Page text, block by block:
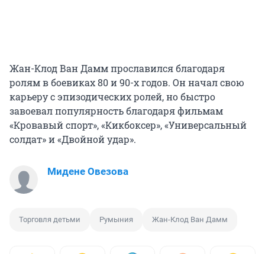
Жан-Клод Ван Дамм прославился благодаря
ролям в боевиках 80 и 90-х годов. Он начал свою
карьеру с эпизодических ролей, но быстро
завоевал популярность благодаря фильмам
«Кровавый спорт», «Кикбоксер», «Универсальный
солдат» и «Двойной удар».
Мидене Овезова
Торговля детьми Румыния Жан-Клод Ван Дамм